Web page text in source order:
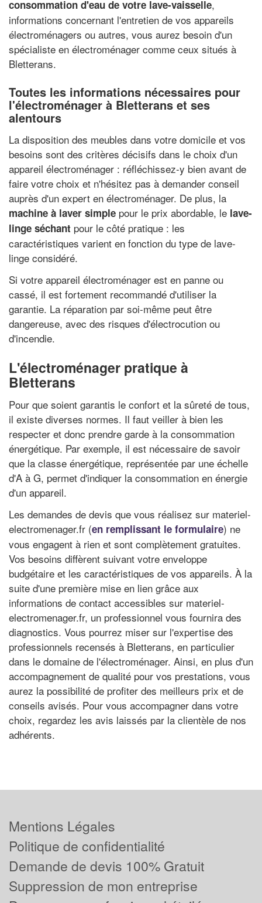
consommation d'eau de votre lave-vaisselle,
informations concernant l'entretien de vos appareils
électroménagers ou autres, vous aurez besoin d'un
spécialiste en électroménager comme ceux situés à
Bletterans.
Toutes les informations nécessaires pour
l'électroménager à Bletterans et ses
alentours
La disposition des meubles dans votre domicile et vos
besoins sont des critères décisifs dans le choix d'un
appareil électroménager : réfléchissez-y bien avant de
faire votre choix et n'hésitez pas à demander conseil
auprès d'un expert en électroménager. De plus, la
machine à laver simple pour le prix abordable, le lave-
linge séchant pour le côté pratique : les
caractéristiques varient en fonction du type de lave-
linge considéré.
Si votre appareil électroménager est en panne ou
cassé, il est fortement recommandé d'utiliser la
garantie. La réparation par soi-même peut être
dangereuse, avec des risques d'électrocution ou
d'incendie.
L'électroménager pratique à
Bletterans
Pour que soient garantis le confort et la sûreté de tous,
il existe diverses normes. Il faut veiller à bien les
respecter et donc prendre garde à la consommation
énergétique. Par exemple, il est nécessaire de savoir
que la classe énergétique, représentée par une échelle
d'A à G, permet d'indiquer la consommation en énergie
d'un appareil.
Les demandes de devis que vous réalisez sur materiel-
electromenager.fr (en remplissant le formulaire) ne
vous engagent à rien et sont complètement gratuites.
Vos besoins diffèrent suivant votre enveloppe
budgétaire et les caractéristiques de vos appareils. À la
suite d'une première mise en lien grâce aux
informations de contact accessibles sur materiel-
electromenager.fr, un professionnel vous fournira des
diagnostics. Vous pourrez miser sur l'expertise des
professionnels recensés à Bletterans, en particulier
dans le domaine de l'électroménager. Ainsi, en plus d'un
accompagnement de qualité pour vos prestations, vous
aurez la possibilité de profiter des meilleurs prix et de
conseils avisés. Pour vous accompagner dans votre
choix, regardez les avis laissés par la clientèle de nos
adhérents.
Mentions Légales
Politique de confidentialité
Demande de devis 100% Gratuit
Suppression de mon entreprise